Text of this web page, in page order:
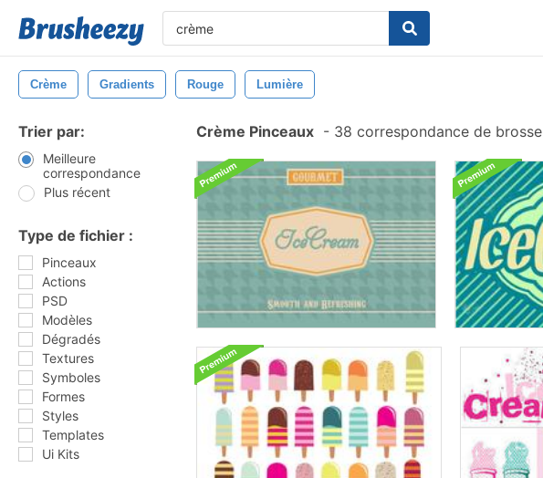
Crème Gradients Rouge Lumière
Trier par:
Meilleure
correspondance
Plus récent
Type de fichier :
Pinceaux
Actions
PSD
Modèles
Dégradés
Textures
Symboles
Formes
Styles
Templates
Ui Kits
Crème Pinceaux - 38 correspondance de brosse